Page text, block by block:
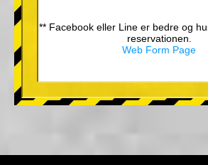
** Facebook eller Line er bedre og
reservationen.
Web Form Page